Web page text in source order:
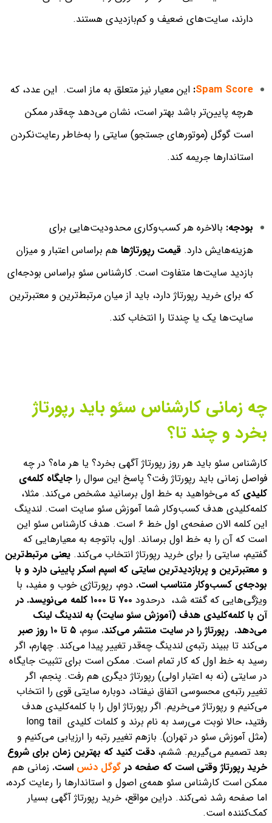
دارند، سایت‌های ضعیف و کم‌بازدیدی هستند.
Spam Score
:این معیار نیز متعلق به ماز است. این عدد، که
هرچه پایین‌تر باشد بهتر است، نشان می‌دهد چه‌قدر ممکن
است گوگل (موتورهای جستجو) سایتی را به‌خاطر رعایت‌نکردن
استاندارها جریمه کند.
بودجه: بالاخره هر کسب‌وکاری محدودیت‌‌هایی برای
هزینه‌هایش دارد.قیمت رپورتاژها هم براساس اعتبار و میزان
بازدید سایت‌ها متفاوت است. کارشناس سئو براساس بودجه‌ای
که برای خرید رپورتاژ دارد، باید از میان مرتبط‌ترین و معتبرترین
سایت‌ها یک یا چندتا را انتخاب کند.
چه زمانی کارشناس سئو باید رپورتاژ
بخرد و چند تا؟
کارشناس سئو باید هر روز رپورتاژ آگهی بخرد؟ یا هر ماه؟ در چه
فواصل زمانی باید رپورتاژ رفت؟ پاسخ این سوال را جایگاه کلمه‌ی
کلیدی که می‌خواهید به خط اول برسانید مشخص می‌کند. مثلا،
کلمه‌‌کلیدی هدف کسب‌وکار شما آموزش سئو سایت است. لندینگ
این کلمه الان صفحه‌ی اول خط ۶ است. هدف کارشناس سئو این
است که آن را به خط اول برساند. اول، باتوجه به معیارهایی که
گفتیم، سایتی را برای خرید رپورتاژ انتخاب می‌کند. یعنی مرتبط‌ترین
و معتبرترین و پربازدیدترین سایتی که اسپم اسکر پایینی دارد و با
بودجه‌ی کسب‌وکار متناسب است. دوم، رپورتاژی خوب و مفید، با
ویژگی‌هایی که گفته شد، درحدود
۷۰۰ تا ۱۰۰۰ کلمه می‌نویسد. در
آن با کلمه‌‌کلیدی هدف (آموزش سئو سایت) به لندینگ لینک
می‌دهد. رپورتاژ را در سایت منتشر می‌کند. سوم، ۵ تا ۱۰ روز صبر
می‌کند تا ببیند رتبه‌ی لندینگ چه‌قدر تغییر پیدا می‌کند. چهارم، اگر
رسید به خط اول که کار تمام است. ممکن است برای تثبیت جایگاه
در سایتی (نه به اعتبار اولی) رپورتاژ دیگری هم رفت. پنجم، اگر
تغییر رتبه‌ی محسوسی اتفاق نیفتاد، دوباره سایتی قوی را انتخاب
می‌کنیم و رپورتاژ می‌خریم. اگر رپورتاژ اول را با کلمه‌کلیدی هدف
(مثل آموزش سئو در تهران). بازهم تغییر رتبه را ارزیابی می‌کنیم و
بعد تصمیم می‌گیریم. ششم، دقت کنید که بهترین زمان برای شروع
خرید رپورتاژ وقتی است که صفحه در گوگل دنس است. زمانی هم
ممکن است کارشناس سئو همه‌ی اصول و استاندارها را رعایت کرده،
اما صفحه رشد نمی‌کند. دراین مواقع، خرید رپورتاژ آگهی بسیار
کمک‌کننده است.